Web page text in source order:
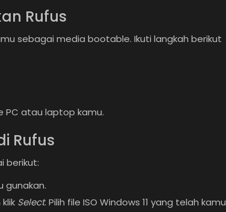
Rufus
sebagai media bootable. Ikuti langkah berikut
PC atau laptop kamu.
Rufus
berikut:
gunakan.
Select. Pilih file ISO Windows 11 yang telah kamu